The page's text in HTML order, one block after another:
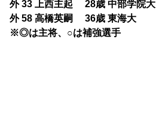
外 33 上西主起 28歳 中部学院大
外 58 高橋英嗣 36歳 東海大
※◎は主将、○は補強選手